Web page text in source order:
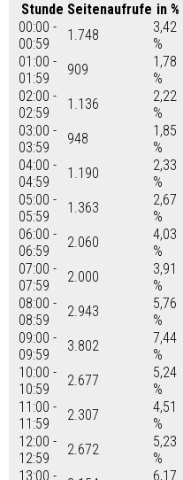
Stunde Seitenaufrufe in %
00:00 -
00:59
1.748
3,42
%
01:00 -
01:59
909
1,78
%
02:00 -
02:59
1.136
2,22
%
03:00 -
03:59
948
1,85
%
04:00 -
04:59
1.190
2,33
%
05:00 -
05:59
1.363
2,67
%
06:00 -
06:59
2.060
4,03
%
07:00 -
07:59
2.000
3,91
%
08:00 -
08:59
2.943
5,76
%
09:00 -
09:59
3.802
7,44
%
10:00 -
10:59
2.677
5,24
%
11:00 -
11:59
2.307
4,51
%
12:00 -
12:59
2.672
5,23
%
13:00 -
6,17